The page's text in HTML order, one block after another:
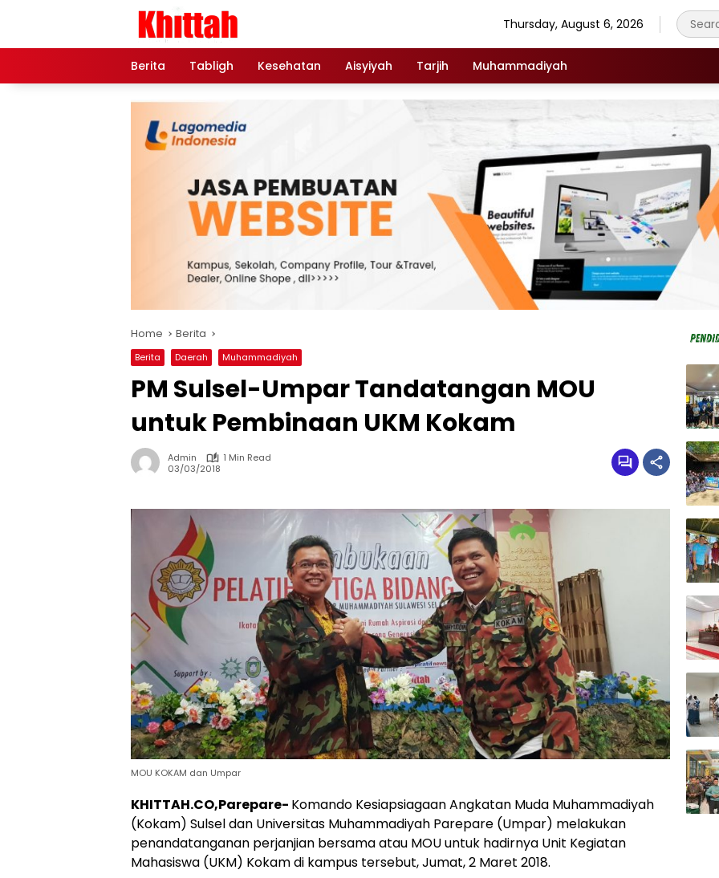
Thursday, August 6, 2026
Berita Tabligh Kesehatan Aisyiyah Tarjih Muhammadiyah
Home Berita
Berita Daerah Muhammadiyah
PM Sulsel-Umpar Tandatangan MOU
untuk Pembinaan UKM Kokam
Admin
1 Min Read
03/03/2018
MOU KOKAM dan Umpar
KHITTAH.CO,Parepare- Komando Kesiapsiagaan Angkatan Muda Muhammadiyah
(Kokam) Sulsel dan Universitas Muhammadiyah Parepare (Umpar) melakukan
penandatanganan perjanjian bersama atau MOU untuk hadirnya Unit Kegiatan
Mahasiswa (UKM) Kokam di kampus tersebut, Jumat, 2 Maret 2018.